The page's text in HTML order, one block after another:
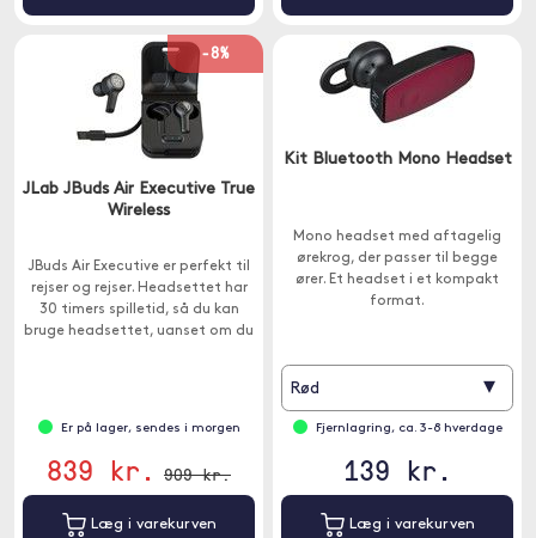
-8%
JLab JBuds Air Executive True
Wireless
JBuds Air Executive er perfekt til
rejser og rejser. Headsettet har
30 timers spilletid, så du kan
bruge headsettet, uanset om du
Er på lager, sendes i morgen
839 kr. 909 kr.
Læg i varekurven
Kit Bluetooth Mono Headset
Mono headset med aftagelig
ørekrog, der passer til begge
ører. Et headset i et kompakt
format.
Rød ▾
Fjernlagring, ca. 3-8 hverdage
139 kr.
Læg i varekurven